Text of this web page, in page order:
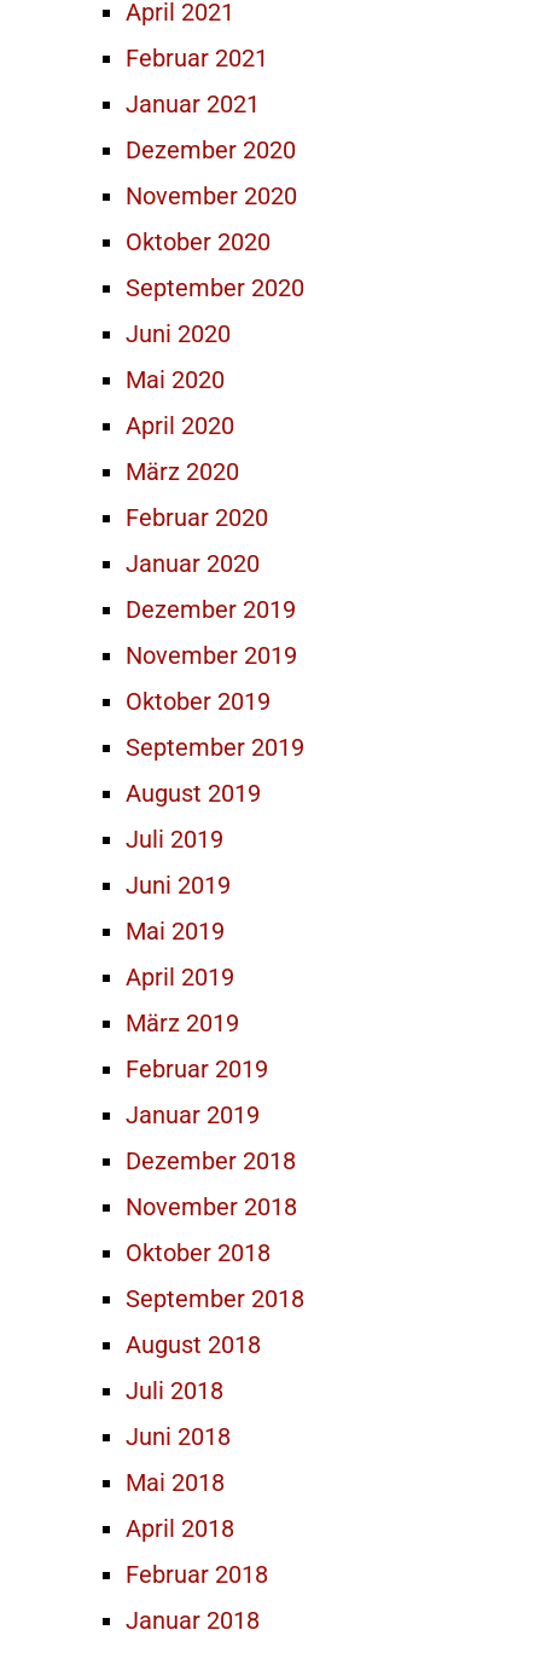
April 2021
Februar 2021
Januar 2021
Dezember 2020
November 2020
Oktober 2020
September 2020
Juni 2020
Mai 2020
April 2020
März 2020
Februar 2020
Januar 2020
Dezember 2019
November 2019
Oktober 2019
September 2019
August 2019
Juli 2019
Juni 2019
Mai 2019
April 2019
März 2019
Februar 2019
Januar 2019
Dezember 2018
November 2018
Oktober 2018
September 2018
August 2018
Juli 2018
Juni 2018
Mai 2018
April 2018
Februar 2018
Januar 2018